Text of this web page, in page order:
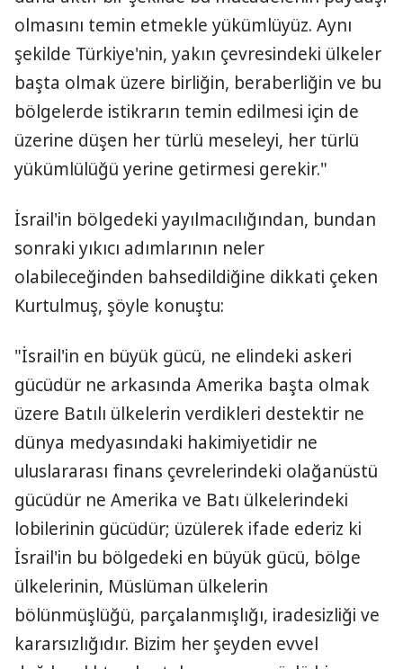
olmasını temin etmekle yükümlüyüz. Aynı
şekilde Türkiye'nin, yakın çevresindeki ülkeler
başta olmak üzere birliğin, beraberliğin ve bu
bölgelerde istikrarın temin edilmesi için de
üzerine düşen her türlü meseleyi, her türlü
yükümlülüğü yerine getirmesi gerekir."
İsrail'in bölgedeki yayılmacılığından, bundan
sonraki yıkıcı adımlarının neler
olabileceğinden bahsedildiğine dikkati çeken
Kurtulmuş, şöyle konuştu:
"İsrail'in en büyük gücü, ne elindeki askeri
gücüdür ne arkasında Amerika başta olmak
üzere Batılı ülkelerin verdikleri destektir ne
dünya medyasındaki hakimiyetidir ne
uluslararası finans çevrelerindeki olağanüstü
gücüdür ne Amerika ve Batı ülkelerindeki
lobilerinin gücüdür; üzülerek ifade ederiz ki
İsrail'in bu bölgedeki en büyük gücü, bölge
ülkelerinin, Müslüman ülkelerin
bölünmüşlüğü, parçalanmışlığı, iradesizliği ve
kararsızlığıdır. Bizim her şeyden evvel